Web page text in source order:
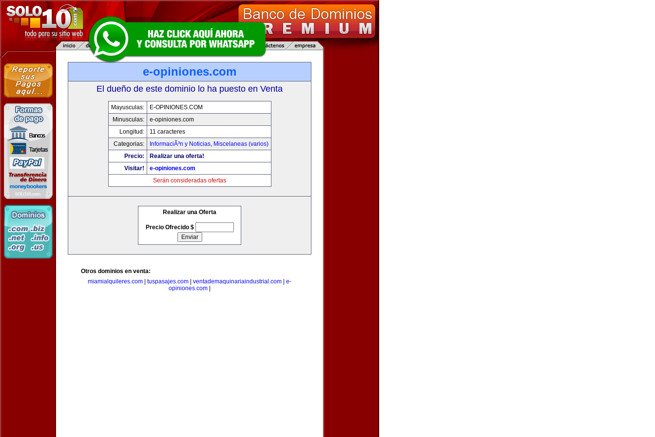
e-opiniones.com
El dueño de este dominio lo ha puesto en Venta
Mayusculas:
E-OPINIONES.COM
Minusculas:
e-opiniones.com
Longitud:
11 caracteres
Categorias:
InformaciÃ³n y Noticias, Miscelaneas (varios)
Precio:
Realizar una oferta!
Visitar!
e-opiniones.com
Serán consideradas ofertas
Realizar una Oferta
Precio Ofrecido $
Otros dominios en venta:
miamialquileres.com
tuspasajes.com ventademaquinariaindustrial.com
e-
opiniones.com